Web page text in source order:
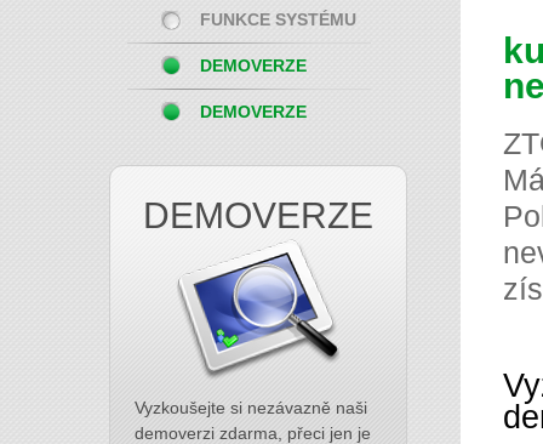
FUNKCE SYSTÉMU
DEMOVERZE
DEMOVERZE
DEMOVERZE
Vyzkoušejte si nezávazně naši
demoverzi zdarma, přeci jen je